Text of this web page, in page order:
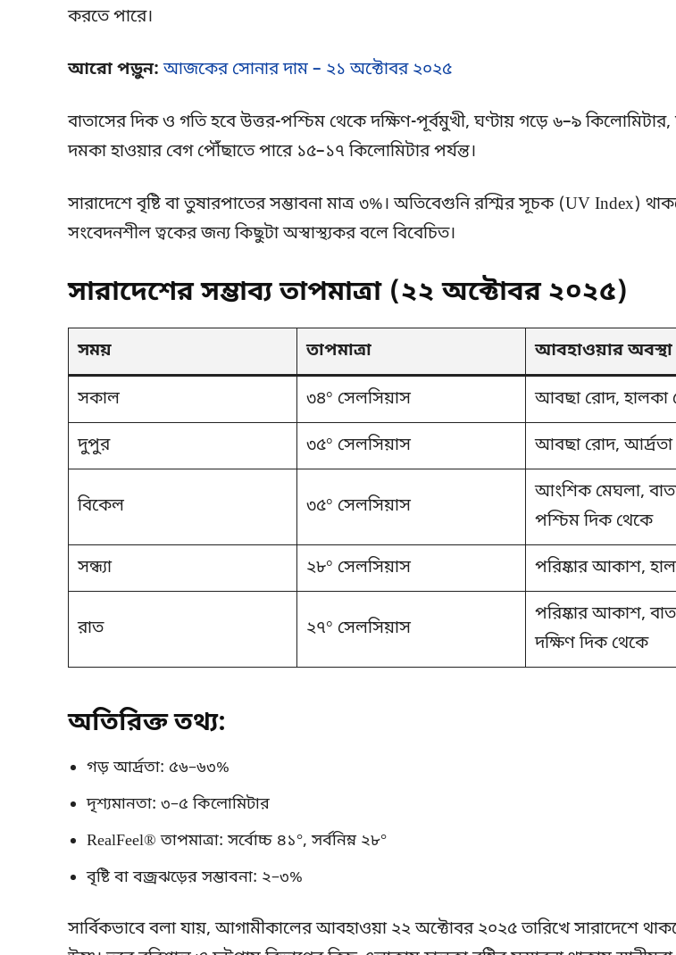
করতে পারে।
আরো পড়ুন: আজকের সোনার দাম – ২১ অক্টোবর ২০২৫
বাতাসের দিক ও গতি হবে উত্তর-পশ্চিম থেকে দক্ষিণ-পূর্বমুখী, ঘণ্টায় গড়ে ৬–৯ কিলোমিটার,
দমকা হাওয়ার বেগ পৌঁছাতে পারে ১৫–১৭ কিলোমিটার পর্যন্ত।
সারাদেশে বৃষ্টি বা তুষারপাতের সম্ভাবনা মাত্র ৩%। অতিবেগুনি রশ্মির সূচক (UV Index)
সংবেদনশীল ত্বকের জন্য কিছুটা অস্বাস্থ্যকর বলে বিবেচিত।
সারাদেশের সম্ভাব্য তাপমাত্রা (২২ অক্টোবর ২০২৫)
সময় তাপমাত্রা আবহাওয়ার অবস্থা
সকাল ৩৪° সেলসিয়াস আবছা রোদ, হালকা
দুপুর ৩৫° সেলসিয়াস আবছা রোদ, আর্দ্রতা
বিকেল ৩৫° সেলসিয়াস
আংশিক মেঘলা,
পশ্চিম দিক থেকে
সন্ধ্যা ২৮° সেলসিয়াস পরিষ্কার আকাশ,
রাত ২৭° সেলসিয়াস
পরিষ্কার আকাশ,
দক্ষিণ দিক থেকে
অতিরিক্ত তথ্য:
গড় আর্দ্রতা: ৫৬–৬৩%
দৃশ্যমানতা: ৩–৫ কিলোমিটার
RealFeel® তাপমাত্রা: সর্বোচ্চ ৪১°, সর্বনিম্ন ২৮°
বৃষ্টি বা বজ্রঝড়ের সম্ভাবনা: ২–৩%
সার্বিকভাবে বলা যায়, আগামীকালের আবহাওয়া ২২ অক্টোবর ২০২৫ তারিখে সারাদেশে